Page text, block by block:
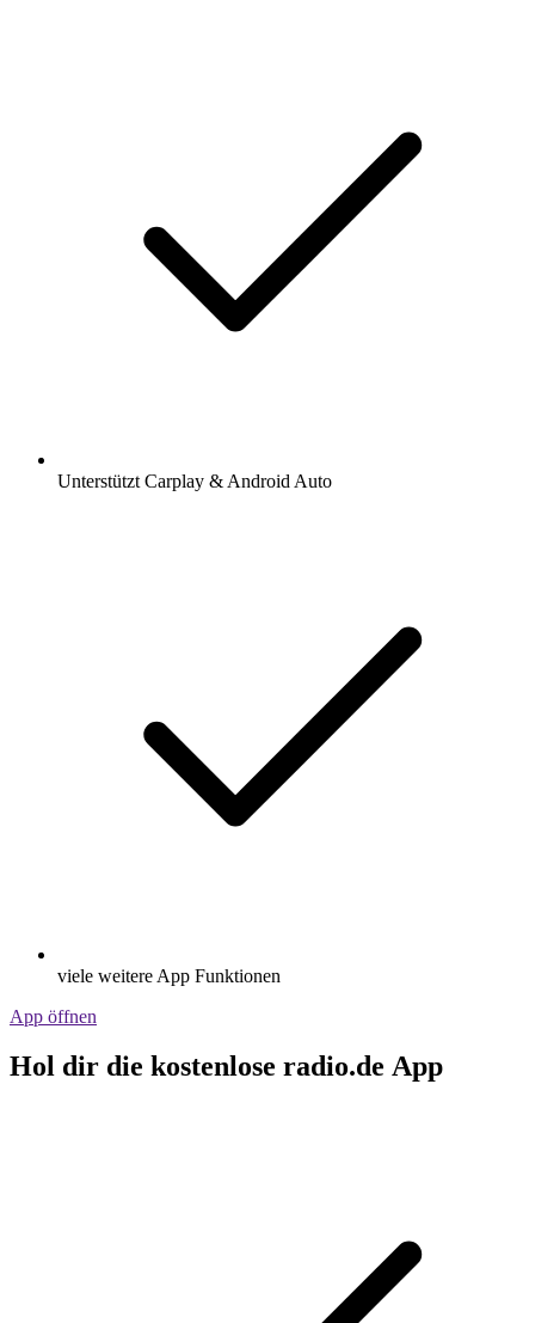
Unterstützt Carplay & Android Auto
viele weitere App Funktionen
App öffnen
Hol dir die kostenlose radio.de App